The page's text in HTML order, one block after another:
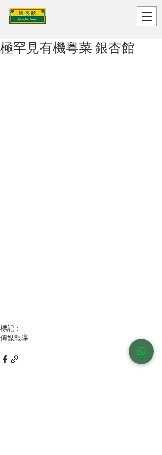
極罕見有機粵菜 銀杏館
標記：
傳媒報導